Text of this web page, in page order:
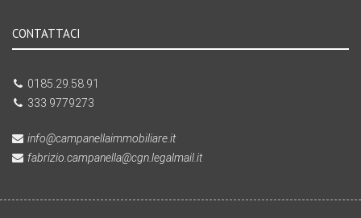
CONTATTACI
0185.29.58.91
333 9779273
info@campanellaimmobiliare.it
fabrizio.campanella@cgn.legalmail.it